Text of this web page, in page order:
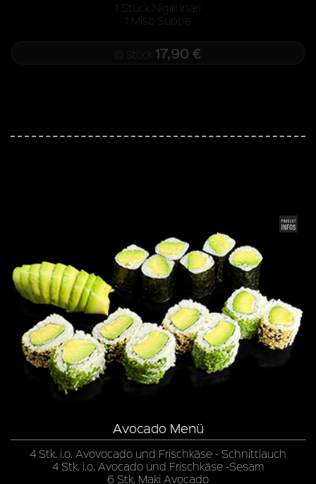
1 Stück Nigiri Inari
1 Miso Suppe
15 Stück 17,90 €
Avocado Menü
4 Stk. i.o. Avovocado und Frischkäse - Schnittlauch
4 Stk. i.o. Avocado und Frischkäse -Sesam
6 Stk. Maki Avocado